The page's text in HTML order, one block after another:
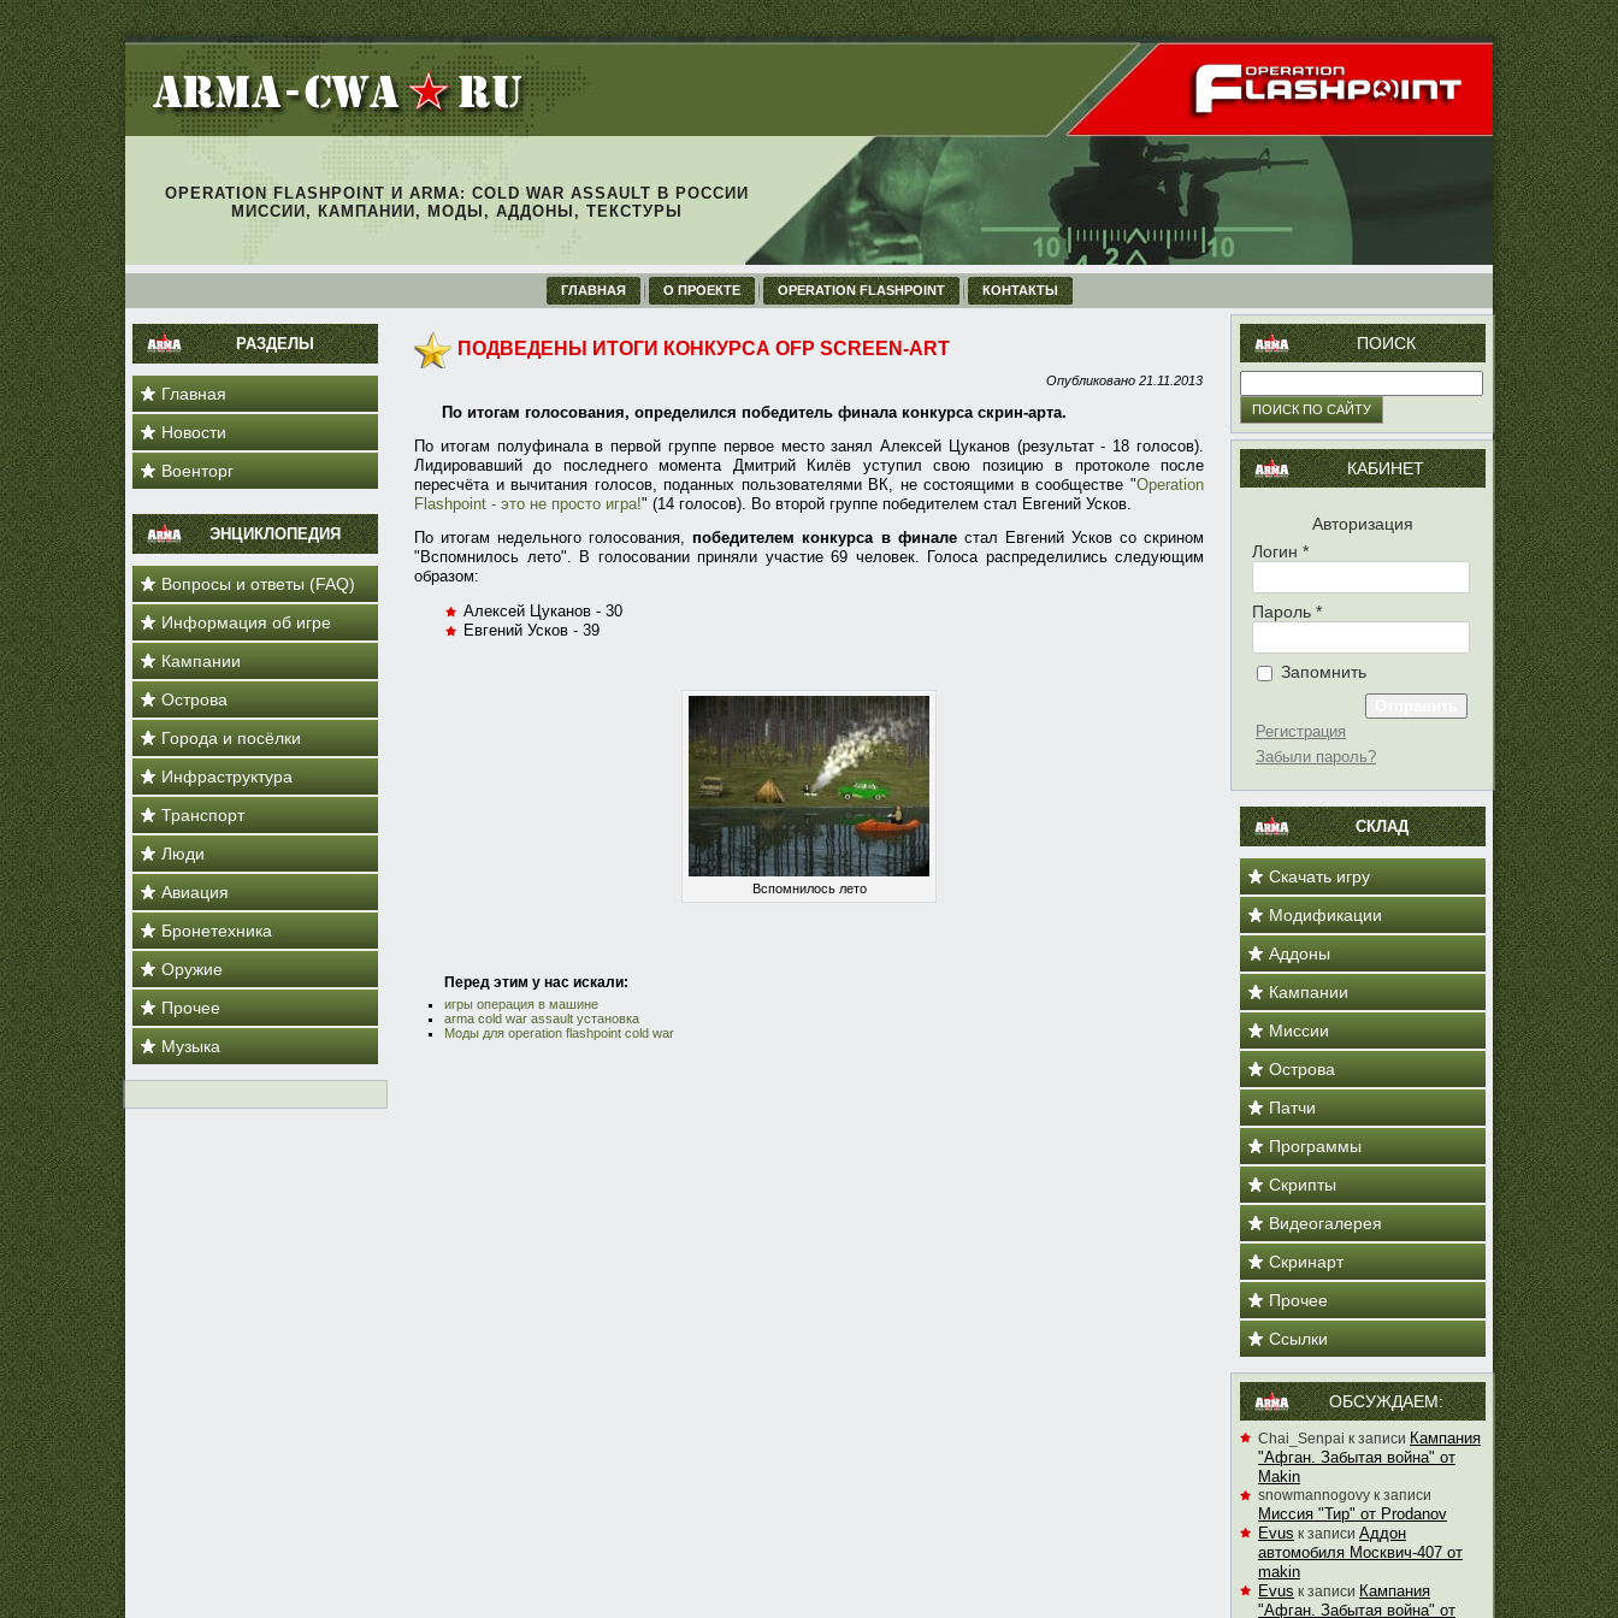
OPERATION FLASHPOINT И ARMA: COLD WAR ASSAULT В РОССИИ
МИССИИ, КАМПАНИИ, МОДЫ, АДДОНЫ, ТЕКСТУРЫ
ГЛАВНАЯ О ПРОЕКТЕ OPERATION FLASHPOINT КОНТАКТЫ
РАЗДЕЛЫ
Главная
Новости
Военторг
ЭНЦИКЛОПЕДИЯ
Вопросы и ответы (FAQ)
Информация об игре
Кампании
Острова
Города и посёлки
Инфраструктура
Транспорт
Люди
Авиация
Бронетехника
Оружие
Прочее
Музыка
ПОДВЕДЕНЫ ИТОГИ КОНКУРСА OFP SCREEN-ART
Опубликовано 21.11.2013
По итогам голосования, определился победитель финала конкурса скрин-арта.
По итогам полуфинала в первой группе первое место занял Алексей Цуканов (результат - 18 голосов).
Лидировавший до последнего момента Дмитрий Килёв уступил свою позицию в протоколе после
пересчёта и вычитания голосов, поданных пользователями ВК, не состоящими в сообществе "Operation
Flashpoint - это не просто игра!" (14 голосов). Во второй группе победителем стал Евгений Усков.
По итогам недельного голосования, победителем конкурса в финалестал Евгений Усков со скрином
"Вспомнилось лето". В голосовании приняли участие 69 человек. Голоса распределились следующим
образом:
Алексей Цуканов - 30
Евгений Усков - 39
Вспомнилось лето
Перед этим у нас искали:
игры операция в машине
arma cold war assault установка
Моды для operation flashpoint cold war
ПОИСК
КАБИНЕТ
Авторизация
Логин *
Пароль *
Запомнить
Регистрация
Забыли пароль?
СКЛАД
Скачать игру
Модификации
Аддоны
Кампании
Миссии
Острова
Патчи
Программы
Скрипты
Видеогалерея
Скринарт
Прочее
Ссылки
ОБСУЖДАЕМ:
Chai_Senpai к записи Кампания
"Афган. Забытая война" от
Makin
snowmannogovy к записи
Миссия "Тир" от Prodanov
Evus к записи Аддон
автомобиля Москвич-407 от
makin
Evus к записи Кампания
"Афган. Забытая война" от